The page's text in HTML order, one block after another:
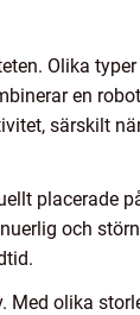
Olika
en
särskilt
placerade
och
Med olika